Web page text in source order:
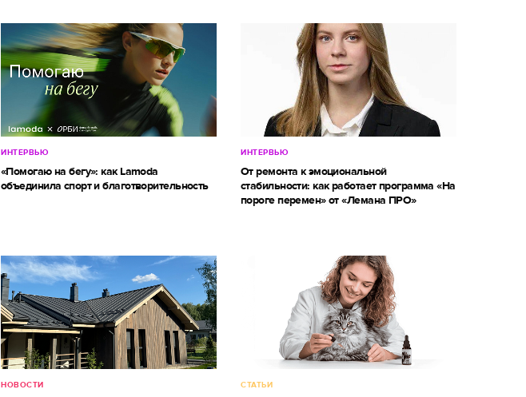
ИНТЕРВЬЮ
«Помогаю на бегу»: как Lamoda
объединила спорт и благотворительность
ИНТЕРВЬЮ
От ремонта к эмоциональной
стабильности: как работает программа «На
пороге перемен» от «Лемана ПРО»
НОВОСТИ СТАТЬИ